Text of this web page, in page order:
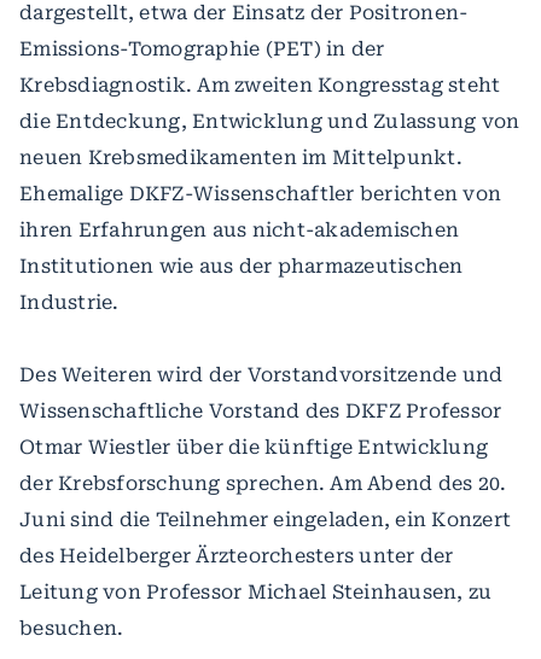
dargestellt, etwa der Einsatz der Positronen-
Emissions-Tomographie (PET) in der
Krebsdiagnostik. Am zweiten Kongresstag steht
die Entdeckung, Entwicklung und Zulassung von
neuen Krebsmedikamenten im Mittelpunkt.
Ehemalige DKFZ-Wissenschaftler berichten von
ihren Erfahrungen aus nicht-akademischen
Institutionen wie aus der pharmazeutischen
Industrie.
Des Weiteren wird der Vorstandvorsitzende und
Wissenschaftliche Vorstand des DKFZ Professor
Otmar Wiestler über die künftige Entwicklung
der Krebsforschung sprechen. Am Abend des 20.
Juni sind die Teilnehmer eingeladen, ein Konzert
des Heidelberger Ärzteorchesters unter der
Leitung von Professor Michael Steinhausen, zu
besuchen.